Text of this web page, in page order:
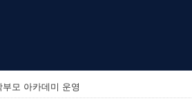
모 아카데미 운영